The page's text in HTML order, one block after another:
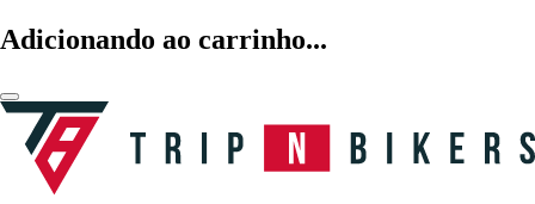
Adicionando ao carrinho...